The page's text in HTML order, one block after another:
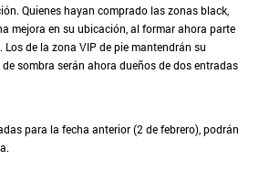
Quienes hayan comprado las zonas black,
mejora en su ubicación, al formar ahora parte
de la zona VIP de pie mantendrán su
sombra serán ahora dueños de dos entradas
para la fecha anterior (2 de febrero), podrán